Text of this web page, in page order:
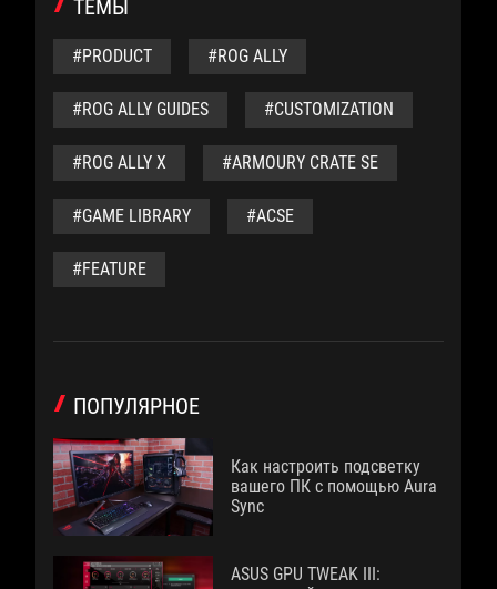
ТЕМЫ
#PRODUCT #ROG ALLY
#ROG ALLY GUIDES #CUSTOMIZATION
#ROG ALLY X #ARMOURY CRATE SE
#GAME LIBRARY #ACSE
#FEATURE
ПОПУЛЯРНОЕ
Как настроить подсветку
вашего ПК с помощью Aura
Sync
ASUS GPU TWEAK III: